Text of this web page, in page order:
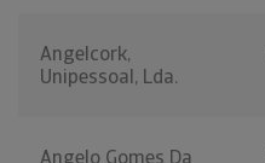
Angelcork,
Unipessoal, Lda.
Angelo Gomes Da